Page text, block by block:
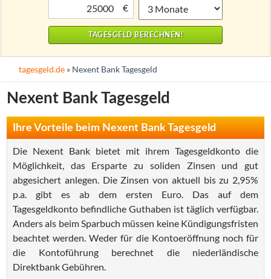
€
tagesgeld.de » Nexent Bank Tagesgeld
Nexent Bank Tagesgeld
Ihre Vorteile beim Nexent Bank Tagesgeld
Die Nexent Bank bietet mit ihrem Tagesgeldkonto die
Möglichkeit, das Ersparte zu soliden Zinsen und gut
abgesichert anlegen. Die Zinsen von aktuell bis zu 2,95%
p.a. gibt es ab dem ersten Euro. Das auf dem
Tagesgeldkonto befindliche Guthaben ist täglich verfügbar.
Anders als beim Sparbuch müssen keine Kündigungsfristen
beachtet werden. Weder für die Kontoeröffnung noch für
die Kontoführung berechnet die niederländische
Direktbank Gebühren.